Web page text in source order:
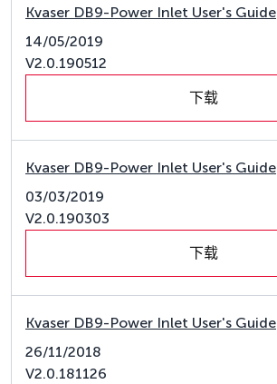
Kvaser DB9-Power Inlet User's Guide
14/05/2019
V2.0.190512
下载
Kvaser DB9-Power Inlet User's Guide
03/03/2019
V2.0.190303
下载
Kvaser DB9-Power Inlet User's Guide
26/11/2018
V2.0.181126